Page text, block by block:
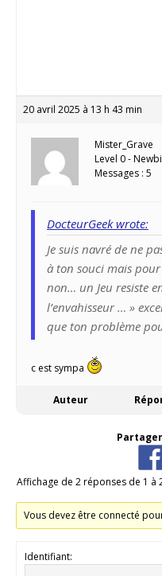
20 avril 2025 à 13 h 43 min
Mister_Grave
Level 0 -
Messages : 5
DocteurGeek wrote:
Je suis navré de ne
à ton souci mais
non… un Jeu resiste
l’envahisseur … »
que ton problème
c est sympa
Auteur
Affichage de 2 réponses de 1 à
Vous devez être connecté
Identifiant: